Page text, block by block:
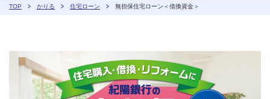
TOP かりる 住宅ローン 無担保住宅ローン＜借換資金＞